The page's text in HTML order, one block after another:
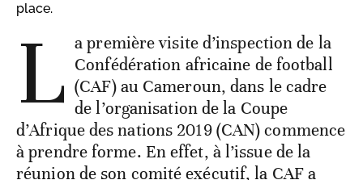
place.
L a première visite d’inspection de la
Confédération africaine de football
(CAF) au Cameroun, dans le cadre
de l’organisation de la Coupe
d’Afrique des nations 2019 (CAN) commence
à prendre forme. En effet, à l’issue de la
réunion de son comité exécutif, la CAF a